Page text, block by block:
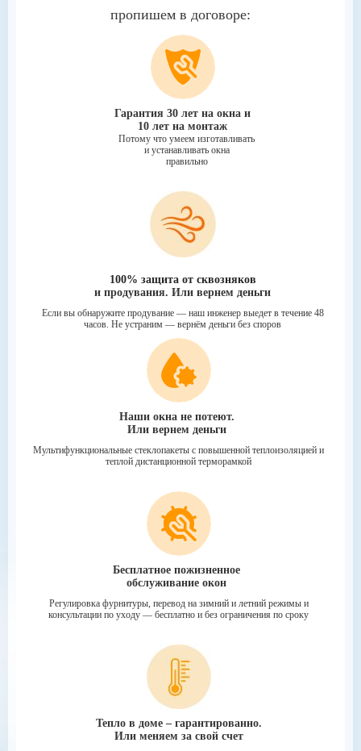
пропишем в договоре:
Гарантия 30 лет на окна и
10 лет на монтаж
Потому что умеем изготавливать
и устанавливать окна
правильно
100% защита от сквозняков
и продувания. Или вернем деньги
Если вы обнаружите продувание — наш инженер выедет в течение 48
часов. Не устраним — вернём деньги без споров
Наши окна не потеют.
Или вернем деньги
Мультифункциональные стеклопакеты с повышенной теплоизоляцией и
теплой дистанционной терморамкой
Бесплатное пожизненное
обслуживание окон
Регулировка фурнитуры, перевод на зимний и летний режимы и
консультации по уходу — бесплатно и без ограничения по сроку
Тепло в доме – гарантированно.
Или меняем за свой счет